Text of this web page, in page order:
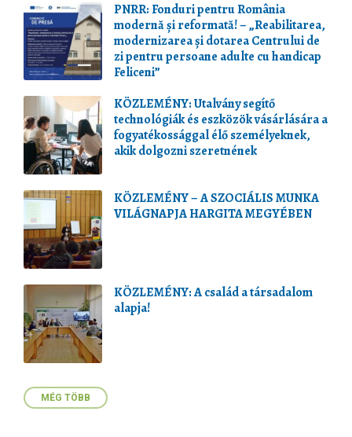
PNRR: Fonduri pentru România
modernă și reformată! – „Reabilitarea,
modernizarea și dotarea Centrului de
zi pentru persoane adulte cu handicap
Feliceni”
KÖZLEMÉNY: Utalvány segítő
technológiák és eszközök vásárlására a
fogyatékossággal élő személyeknek,
akik dolgozni szeretnének
KÖZLEMÉNY – A SZOCIÁLIS MUNKA
VILÁGNAPJA HARGITA MEGYÉBEN
KÖZLEMÉNY: A család a társadalom
alapja!
MÉG TÖBB